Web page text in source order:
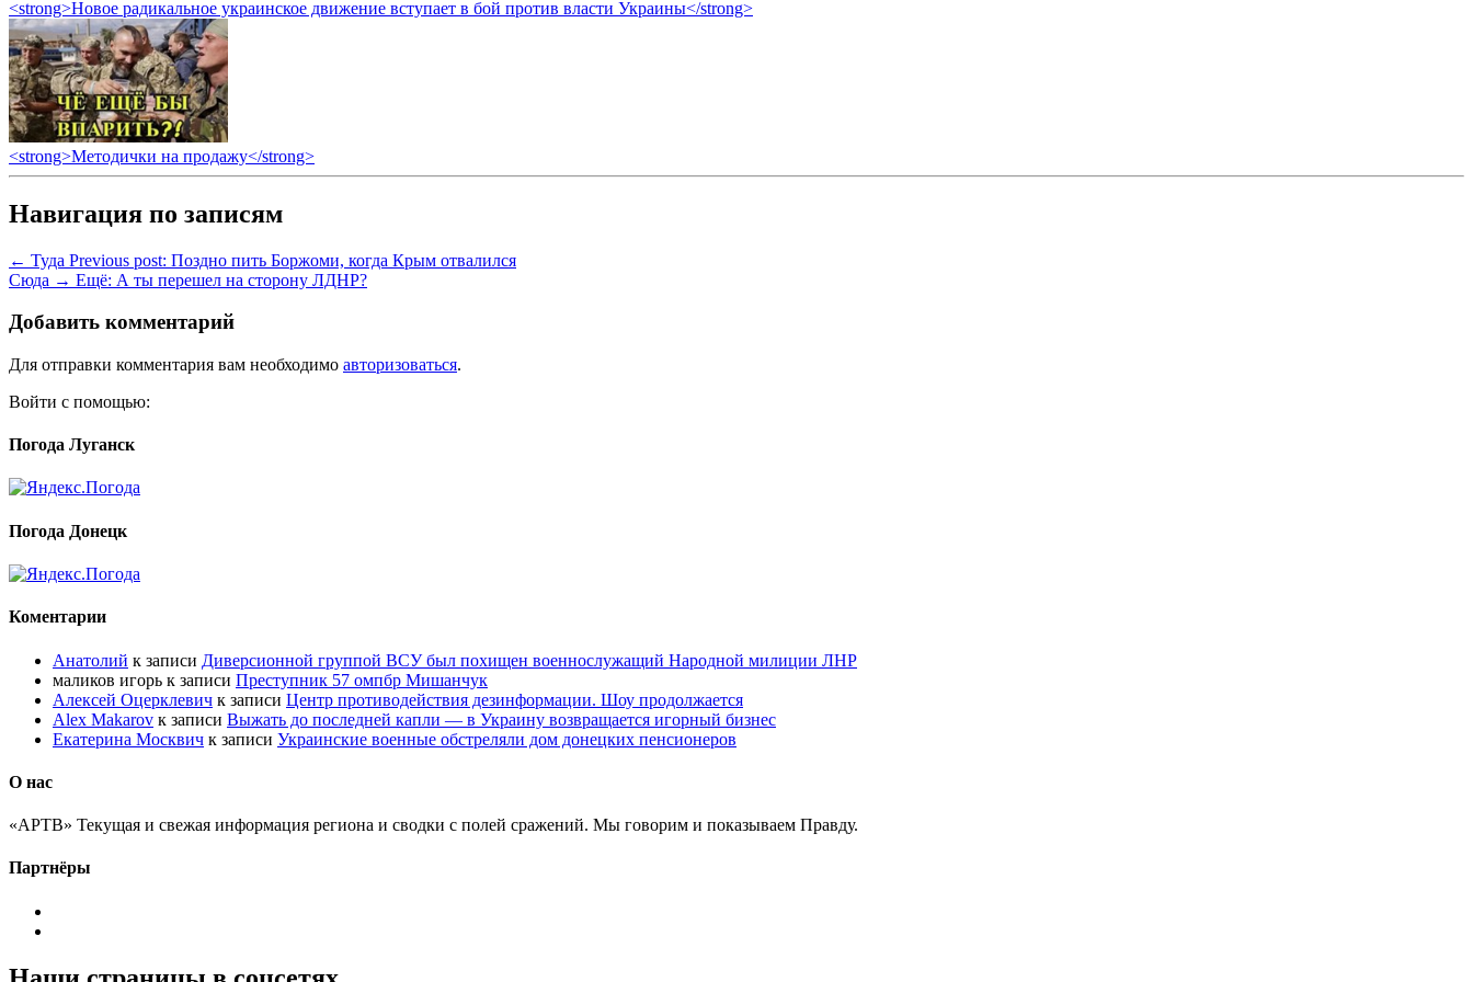
<strong>Новое радикальное украинское движение вступает в бой против власти Украины</strong>
<strong>Методички на продажу</strong>
Навигация по записям
← Туда Previous post: Поздно пить Боржоми, когда Крым отвалился
Сюда → Ещё: А ты перешел на сторону ЛДНР?
Добавить комментарий
Для отправки комментария вам необходимо авторизоваться.
Войти с помощью:
Погода Луганск
Погода Донецк
Коментарии
Анатолий к записи Диверсионной группой ВСУ был похищен военнослужащий Народной милиции ЛНР
маликов игорь к записи Преступник 57 омпбр Мишанчук
Алексей Оцерклевич к записи Центр противодействия дезинформации. Шоу продолжается
Alex Makarov к записи Выжать до последней капли — в Украину возвращается игорный бизнес
Екатерина Москвич к записи Украинские военные обстреляли дом донецких пенсионеров
О нас
«АРТВ» Текущая и свежая информация региона и сводки с полей сражений. Мы говорим и показываем Правду.
Партнёры